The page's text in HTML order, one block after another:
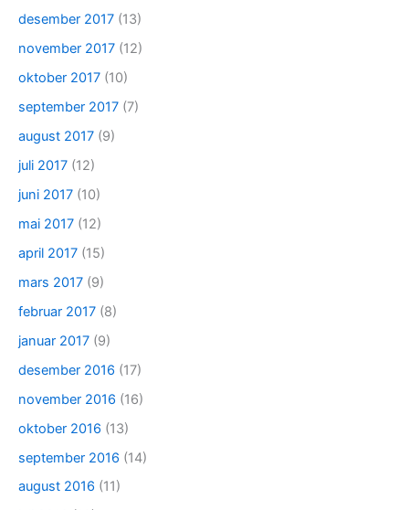
desember 2017 (13)
november 2017 (12)
oktober 2017 (10)
september 2017 (7)
august 2017 (9)
juli 2017 (12)
juni 2017 (10)
mai 2017 (12)
april 2017 (15)
mars 2017 (9)
februar 2017 (8)
januar 2017 (9)
desember 2016 (17)
november 2016 (16)
oktober 2016 (13)
september 2016 (14)
august 2016 (11)